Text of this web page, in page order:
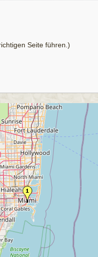
Seite führen.)